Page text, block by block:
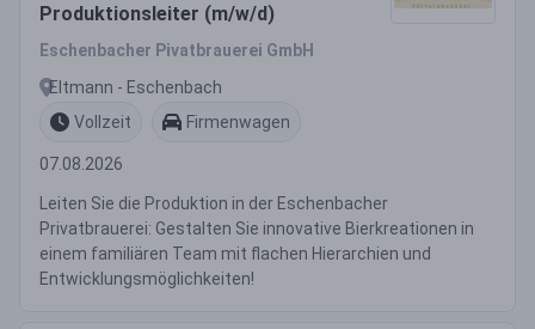
Produktionsleiter (m/w/d)
Eschenbacher Pivatbrauerei GmbH
Eltmann - Eschenbach
Vollzeit
Firmenwagen
07.08.2026
Leiten Sie die Produktion in der Eschenbacher
Privatbrauerei: Gestalten Sie innovative Bierkreationen in
einem familiären Team mit flachen Hierarchien und
Entwicklungsmöglichkeiten!